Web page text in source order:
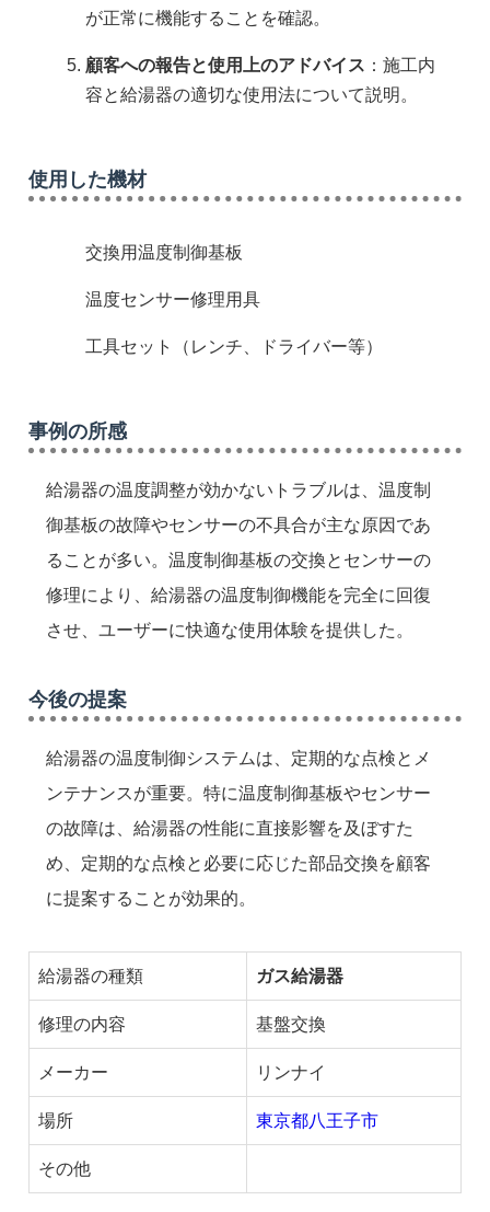
が正常に機能することを確認。
顧客への報告と使用上のアドバイス ：施工内
容と給湯器の適切な使用法について説明。
使用した機材
交換用温度制御基板
温度センサー修理用具
工具セット（レンチ、ドライバー等）
事例の所感
給湯器の温度調整が効かないトラブルは、温度制
御基板の故障やセンサーの不具合が主な原因であ
ることが多い。温度制御基板の交換とセンサーの
修理により、給湯器の温度制御機能を完全に回復
させ、ユーザーに快適な使用体験を提供した。
今後の提案
給湯器の温度制御システムは、定期的な点検とメ
ンテナンスが重要。特に温度制御基板やセンサー
の故障は、給湯器の性能に直接影響を及ぼすた
め、定期的な点検と必要に応じた部品交換を顧客
に提案することが効果的。
給湯器の種類 ガス給湯器
修理の内容 基盤交換
メーカー リンナイ
場所 東京都八王子市
その他